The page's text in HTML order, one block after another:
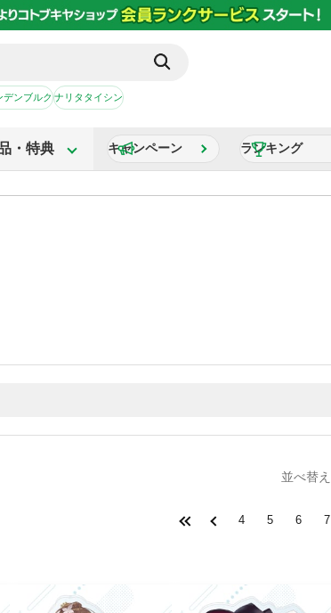
デンブルクナリタタイシン
・特典 キャンペーン ランキング
並べ替え
4 5 6 7